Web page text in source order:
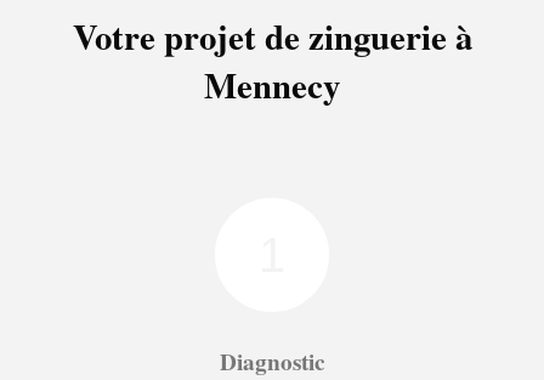
Votre projet de zinguerie à
Mennecy
Diagnostic